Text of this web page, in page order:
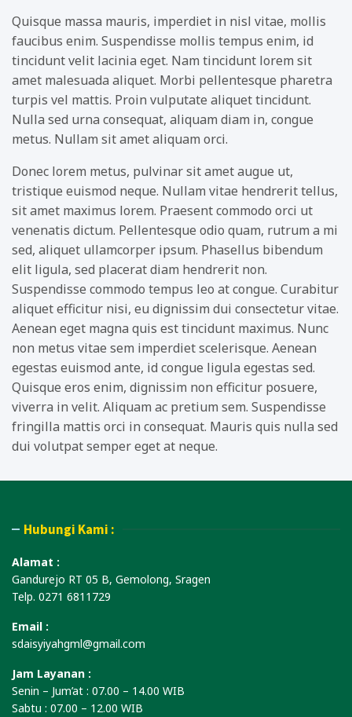
Quisque massa mauris, imperdiet in nisl vitae, mollis
faucibus enim. Suspendisse mollis tempus enim, id
tincidunt velit lacinia eget. Nam tincidunt lorem sit
amet malesuada aliquet. Morbi pellentesque pharetra
turpis vel mattis. Proin vulputate aliquet tincidunt.
Nulla sed urna consequat, aliquam diam in, congue
metus. Nullam sit amet aliquam orci.
Donec lorem metus, pulvinar sit amet augue ut,
tristique euismod neque. Nullam vitae hendrerit tellus,
sit amet maximus lorem. Praesent commodo orci ut
venenatis dictum. Pellentesque odio quam, rutrum a mi
sed, aliquet ullamcorper ipsum. Phasellus bibendum
elit ligula, sed placerat diam hendrerit non.
Suspendisse commodo tempus leo at congue. Curabitur
aliquet efficitur nisi, eu dignissim dui consectetur vitae.
Aenean eget magna quis est tincidunt maximus. Nunc
non metus vitae sem imperdiet scelerisque. Aenean
egestas euismod ante, id congue ligula egestas sed.
Quisque eros enim, dignissim non efficitur posuere,
viverra in velit. Aliquam ac pretium sem. Suspendisse
fringilla mattis orci in consequat. Mauris quis nulla sed
dui volutpat semper eget at neque.
Hubungi Kami :
Alamat :
Gandurejo RT 05 B, Gemolong, Sragen
Telp. 0271 6811729
Email :
sdaisyiyahgml@gmail.com
Jam Layanan :
Senin – Jum’at : 07.00 – 14.00 WIB
Sabtu : 07.00 – 12.00 WIB